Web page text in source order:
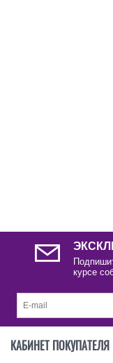
курсе
КАБИНЕТ ПОКУПАТЕЛЯ